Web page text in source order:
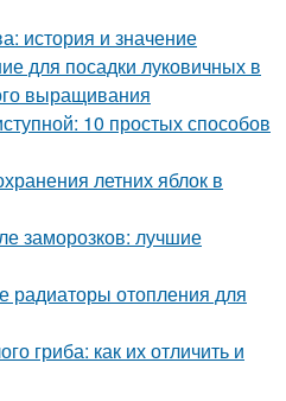
история и значение
для посадки луковичных в
выращивания
10 простых способов
летних яблок в
заморозков: лучшие
радиаторы отопления для
гриба: как их отличить и